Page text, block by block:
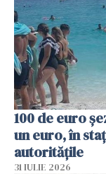
100 de euro
un euro, în
autoritățile
31 IULIE 2026